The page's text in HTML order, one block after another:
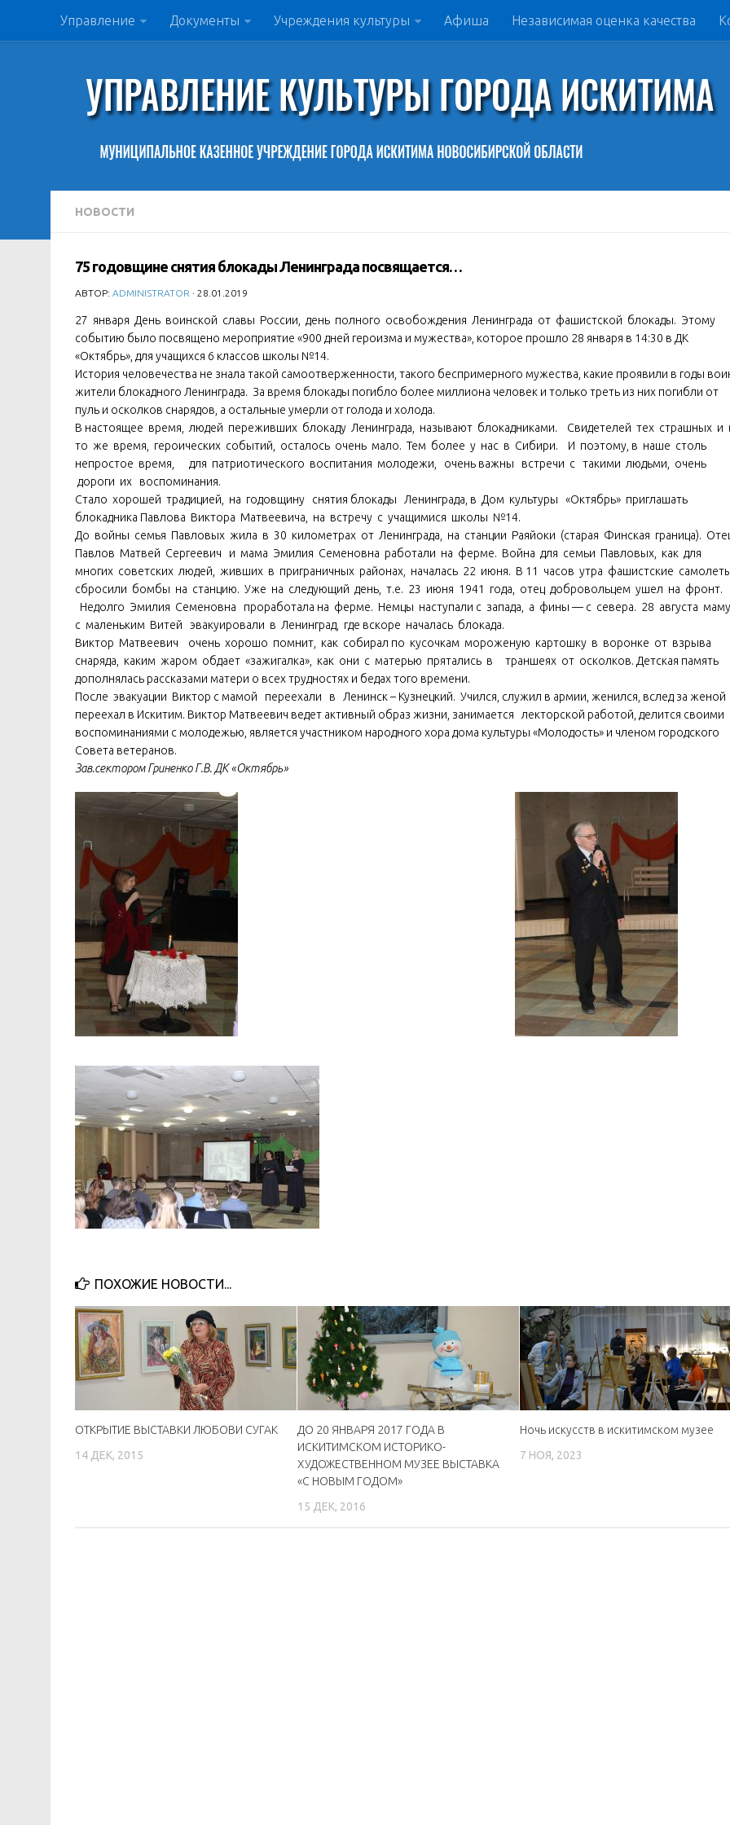
Управление Документы Учреждения культуры Афиша Независимая оценка качества
НОВОСТИ
75 годовщине снятия блокады Ленинграда посвящается…
АВТОР: ADMINISTRATOR · 28.01.2019
27 января День воинской славы России, день полного освобождения Ленинграда от фашистской блокады. Этому
событию было посвящено мероприятие «900 дней героизма и мужества», которое прошло 28 января в 14:30 в ДК
«Октябрь», для учащихся 6 классов школы №14.
История человечества не знала такой самоотверженности, такого беспримерного мужества, какие проявили в годы
жители блокадного Ленинграда. За время блокады погибло более миллиона человек и только треть из них погибли от
пуль и осколков снарядов, а остальные умерли от голода и холода.
В настоящее время, людей переживших блокаду Ленинграда, называют блокадниками. Свидетелей тех страшных и
то же время, героических событий, осталось очень мало. Тем более у нас в Сибири. И поэтому, в наше столь
непростое время, для патриотического воспитания молодежи, очень важны встречи с такими людьми, очень
дороги их воспоминания.
Стало хорошей традицией, на годовщину снятия блокады Ленинграда, в Дом культуры «Октябрь» приглашать
блокадника Павлова Виктора Матвеевича, на встречу с учащимися школы №14.
До войны семья Павловых жила в 30 километрах от Ленинграда, на станции Раяйоки (старая Финская граница).
Павлов Матвей Сергеевич и мама Эмилия Семеновна работали на ферме. Война для семьи Павловых, как для
многих советских людей, живших в приграничных районах, началась 22 июня. В 11 часов утра фашистские
сбросили бомбы на станцию. Уже на следующий день, т.е. 23 июня 1941 года, отец добровольцем ушел на фронт.
Недолго Эмилия Семеновна проработала на ферме. Немцы наступали с запада, а фины — с севера. 28 августа маму
с маленьким Витей эвакуировали в Ленинград, где вскоре началась блокада.
Виктор Матвеевич очень хорошо помнит, как собирал по кусочкам мороженую картошку в воронке от взрыва
снаряда, каким жаром обдает «зажигалка», как они с матерью прятались в траншеях от осколков. Детская память
дополнялась рассказами матери о всех трудностях и бедах того времени.
После эвакуации Виктор с мамой переехали в Ленинск – Кузнецкий. Учился, служил в армии, женился, вслед за женой
переехал в Искитим. Виктор Матвеевич ведет активный образ жизни, занимается лекторской работой, делится своими
воспоминаниями с молодежью, является участником народного хора дома культуры «Молодость» и членом городского
Совета ветеранов.
Зав.сектором Гриненко Г.В. ДК «Октябрь»
ПОХОЖИЕ НОВОСТИ...
ОТКРЫТИЕ ВЫСТАВКИ ЛЮБОВИ СУГАК
14 ДЕК, 2015
ДО 20 ЯНВАРЯ 2017 ГОДА В
ИСКИТИМСКОМ ИСТОРИКО-
ХУДОЖЕСТВЕННОМ МУЗЕЕ ВЫСТАВКА
«С НОВЫМ ГОДОМ»
15 ДЕК, 2016
Ночь искусств в искитимском музее
7 НОЯ, 2023